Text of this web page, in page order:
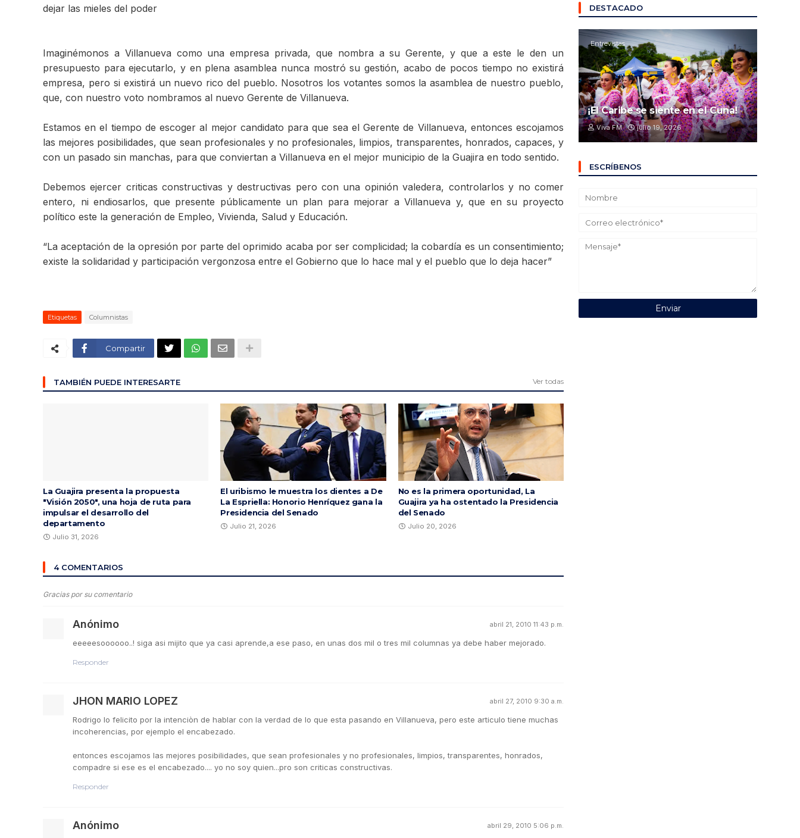
dejar las mieles del poder
Imaginémonos a Villanueva como una empresa privada, que nombra a su Gerente, y que a este le den un
presupuesto para ejecutarlo, y en plena asamblea nunca mostró su gestión, acabo de pocos tiempo no existirá
empresa, pero si existirá un nuevo rico del pueblo. Nosotros los votantes somos la asamblea de nuestro pueblo,
que, con nuestro voto nombramos al nuevo Gerente de Villanueva.
Estamos en el tiempo de escoger al mejor candidato para que sea el Gerente de Villanueva, entonces escojamos
las mejores posibilidades, que sean profesionales y no profesionales, limpios, transparentes, honrados, capaces, y
con un pasado sin manchas, para que conviertan a Villanueva en el mejor municipio de la Guajira en todo sentido.
Debemos ejercer criticas constructivas y destructivas pero con una opinión valedera, controlarlos y no comer
entero, ni endiosarlos, que presente públicamente un plan para mejorar a Villanueva y, que en su proyecto
político este la generación de Empleo, Vivienda, Salud y Educación.
“La aceptación de la opresión por parte del oprimido acaba por ser complicidad; la cobardía es un consentimiento;
existe la solidaridad y participación vergonzosa entre el Gobierno que lo hace mal y el pueblo que lo deja hacer”
Etiquetas Columnistas
Compartir
TAMBIÉN PUEDE INTERESARTE Ver todas
La Guajira presenta la propuesta
"Visión 2050", una hoja de ruta para
impulsar el desarrollo del
departamento
Julio 31, 2026
El uribismo le muestra los dientes a De
La Espriella: Honorio Henríquez gana la
Presidencia del Senado
Julio 21, 2026
No es la primera oportunidad, La
Guajira ya ha ostentado la Presidencia
del Senado
Julio 20, 2026
4 COMENTARIOS
Gracias por su comentario
Anónimo abril 21, 2010 11:43 p.m.
eeeeesoooooo..! siga asi mijito que ya casi aprende,a ese paso, en unas dos mil o tres mil columnas ya debe haber mejorado.
Responder
JHON MARIO LOPEZ abril 27, 2010 9:30 a.m.
Rodrigo lo felicito por la intenciòn de hablar con la verdad de lo que esta pasando en Villanueva, pero este articulo tiene muchas
incoherencias, por ejemplo el encabezado.
entonces escojamos las mejores posibilidades, que sean profesionales y no profesionales, limpios, transparentes, honrados,
compadre si ese es el encabezado.... yo no soy quien...pro son criticas constructivas.
Responder
Anónimo abril 29, 2010 5:06 p.m.
DESTACADO
Entrevistas
¡El Caribe se siente en el Cuna!
Viva FM julio 19, 2026
ESCRÍBENOS